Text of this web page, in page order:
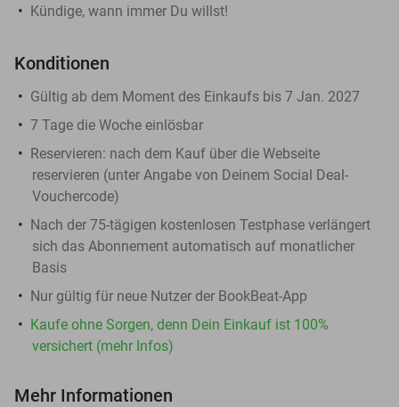
Kündige, wann immer Du willst!
Konditionen
Gültig ab dem Moment des Einkaufs bis 7 Jan. 2027
7 Tage die Woche einlösbar
Reservieren: nach dem Kauf über die Webseite
reservieren (unter Angabe von Deinem Social Deal-
Vouchercode)
Nach der 75-tägigen kostenlosen Testphase verlängert
sich das Abonnement automatisch auf monatlicher
Basis
Nur gültig für neue Nutzer der BookBeat-App
Kaufe ohne Sorgen, denn Dein Einkauf ist 100%
versichert (mehr Infos)
Mehr Informationen